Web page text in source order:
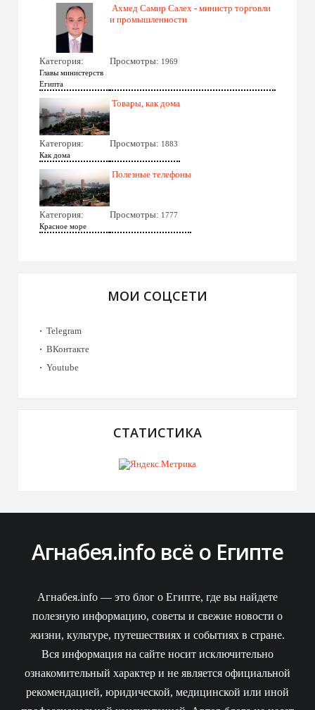
Ахмед Самир Салех - министр торговли
и промышленности
Категория:
Главы министерств
Египта
Просмотры: 1969
Товары, как дома
Категория:
Как дома
Просмотры: 1883
Полезные телефоны
Категория:
Красное море
Просмотры: 1777
МОИ СОЦСЕТИ
Telegram
ВКонтакте
Youtube
СТАТИСТИКА
Агнабея.info всё о Египте
Агнабея.info — это блог о Египте, где вы найдете
полезную информацию, советы и свежие новости о
жизни, культуре, путешествиях и событиях в стране.
Вся информация на сайте носит исключительно
ознакомительный характер и не является официальной
рекомендацией, юридической, медицинской или иной